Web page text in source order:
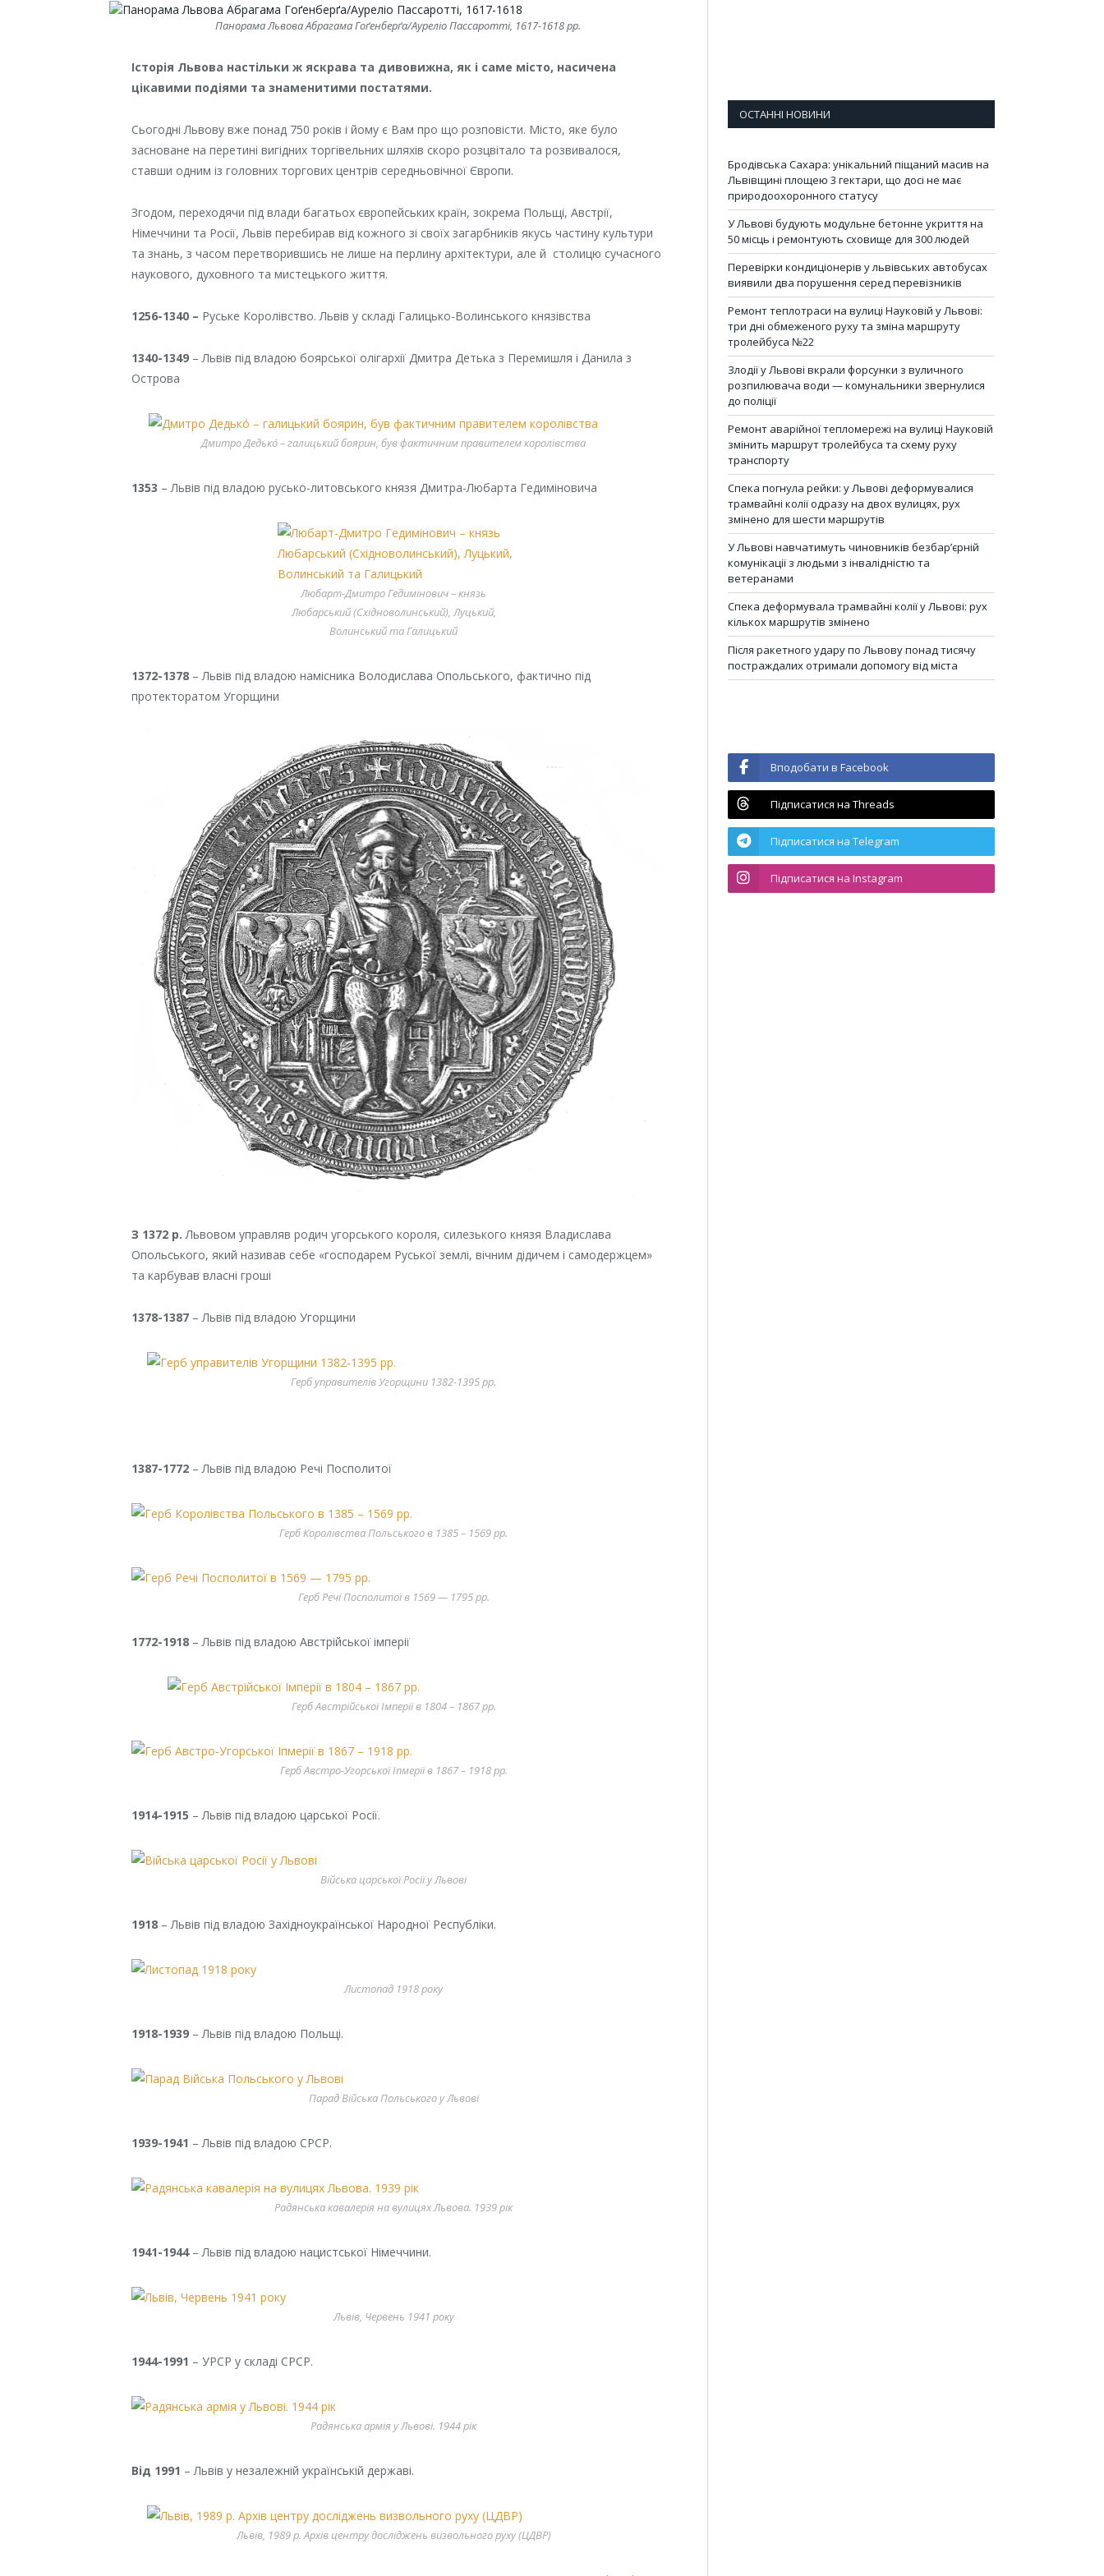
Панорама Львова Абрагама Гоґенберґа/Ауреліо Пассаротті, 1617-1618 рр.
Історія Львова настільки ж яскрава та дивовижна, як і саме місто, насичена
цікавими подіями та знаменитими постатями.
Сьогодні Львову вже понад 750 років і йому є Вам про що розповісти. Місто, яке було
засноване на перетині вигідних торгівельних шляхів скоро розцвітало та розвивалося,
ставши одним із головних торгових центрів середньовічної Європи.
Згодом, переходячи під влади багатьох європейських країн, зокрема Польщі, Австрії,
Німеччини та Росії, Львів перебирав від кожного зі своїх загарбників якусь частину культури
та знань, з часом перетворившись не лише на перлину архітектури, але й столицю сучасного
наукового, духовного та мистецького життя.
1256-1340 – Руське Королівство. Львів у складі Галицько-Волинського князівства
1340-1349 – Львів під владою боярської олігархії Дмитра Детька з Перемишля і Данила з
Острова
Дмитро Дедько́ – галицький боярин, був фактичним правителем королівства
1353 – Львів під владою русько-литовського князя Дмитра-Любарта Гедиміновича
Любарт-Дмитро Гедимінович – князь
Любарський (Східноволинський), Луцький,
Волинський та Галицький
1372-1378 – Львів під владою намісника Володислава Опольського, фактично під
протекторатом Угорщини
З 1372 р. Львовом управляв родич угорського короля, силезького князя Владислава
Опольського, який називав себе «господарем Руської землі, вічним дідичем і самодержцем»
та карбував власні гроші
1378-1387 – Львів під владою Угорщини
Герб управителів Угорщини 1382-1395 рр.
1387-1772 – Львів під владою Речі Посполитої
Герб Королівства Польського в 1385 – 1569 рр.
Герб Речі Посполитої в 1569 — 1795 рр.
1772-1918 – Львів під владою Австрійської імперії
Герб Австрійської Імперії в 1804 – 1867 рр.
Герб Австро-Угорської Іпмерії в 1867 – 1918 рр.
1914-1915 – Львів під владою царської Росії.
Війська царської Росії у Львові
1918 – Львів під владою Західноукраїнської Народної Республіки.
Листопад 1918 року
1918-1939 – Львів під владою Польщі.
Парад Війська Польського у Львові
1939-1941 – Львів під владою СРСР.
Радянська кавалерія на вулицях Львова. 1939 рік
1941-1944– Львів під владою нацистської Німеччини.
Львів, Червень 1941 року
1944-1991 – УРСР у складі СРСР.
Радянська армія у Львові. 1944 рік
Від 1991 – Львів у незалежній українській державі.
Львів, 1989 р. Архів центру досліджень визвольного руху (ЦДВР)
ОСТАННІ НОВИНИ
Бродівська Сахара: унікальний піщаний масив на
Львівщині площею 3 гектари, що досі не має
природоохоронного статусу
У Львові будують модульне бетонне укриття на
50 місць і ремонтують сховище для 300 людей
Перевірки кондиціонерів у львівських автобусах
виявили два порушення серед перевізників
Ремонт теплотраси на вулиці Науковій у Львові:
три дні обмеженого руху та зміна маршруту
тролейбуса №22
Злодії у Львові вкрали форсунки з вуличного
розпилювача води — комунальники звернулися
до поліції
Ремонт аварійної тепломережі на вулиці Науковій
змінить маршрут тролейбуса та схему руху
транспорту
Спека погнула рейки: у Львові деформувалися
трамвайні колії одразу на двох вулицях, рух
змінено для шести маршрутів
У Львові навчатимуть чиновників безбар’єрній
комунікації з людьми з інвалідністю та
ветеранами
Спека деформувала трамвайні колії у Львові: рух
кількох маршрутів змінено
Після ракетного удару по Львову понад тисячу
постраждалих отримали допомогу від міста
Вподобати в Facebook
Підписатися на Threads
Підписатися на Telegram
Підписатися на Instagram